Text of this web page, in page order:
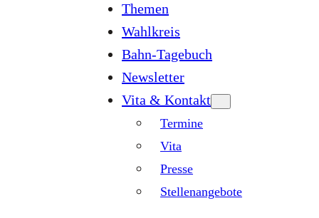
Themen
Wahlkreis
Bahn-Tagebuch
Newsletter
Vita & Kontakt
Termine
Vita
Presse
Stellenangebote